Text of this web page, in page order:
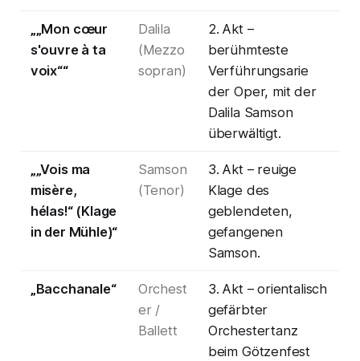
„„Mon cœur
s'ouvre à ta
voix““
Dalila
(Mezzo
sopran)
2. Akt –
berühmteste
Verführungsarie
der Oper, mit der
Dalila Samson
überwältigt.
„„Vois ma
misère,
hélas!“ (Klage
in der Mühle)“
Samson
(Tenor)
3. Akt – reuige
Klage des
geblendeten,
gefangenen
Samson.
„Bacchanale“
Orchest
er /
Ballett
3. Akt – orientalisch
gefärbter
Orchestertanz
beim Götzenfest